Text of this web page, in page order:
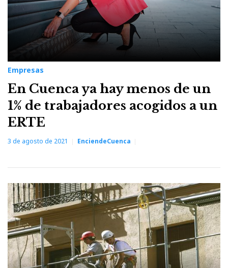
Empresas
En Cuenca ya hay menos de un
1% de trabajadores acogidos a un
ERTE
3 de agosto de 2021 EnciendeCuenca